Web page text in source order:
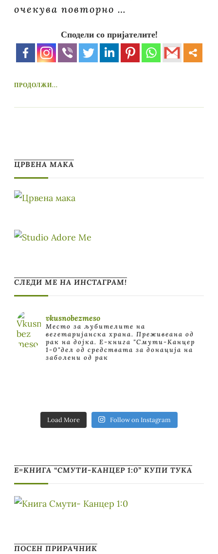
очекува повторно …
Сподели со пријателите!
ПРОДОЛЖИ...
ЦРВЕНА МАКА
СЛЕДИ МЕ НА ИНСТАГРАМ!
vkusnobezmeso
Место за љубителите на
вегетаријанска храна. Преживеана од
рак на дојка. E-книга "Смути-Канцер
1-0"дел од средствата за донација на
заболени од рак
Load More Follow on Instagram
Е=КНИГА “СМУТИ-КАНЦЕР 1:0” КУПИ ТУКА
ПОСЕН ПРИРАЧНИК